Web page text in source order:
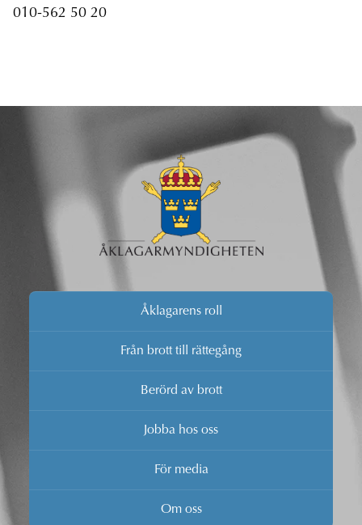
010-562 50 20
Åklagarens roll
Från brott till rättegång
Berörd av brott
Jobba hos oss
För media
Om oss